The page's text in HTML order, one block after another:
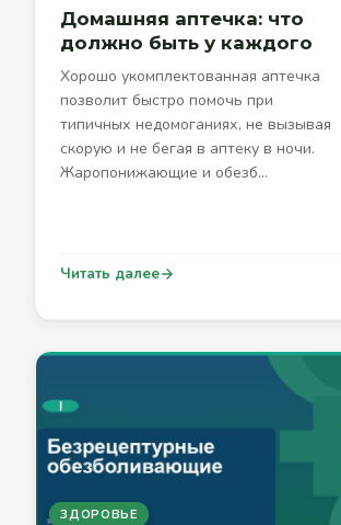
Домашняя аптечка: что
должно быть у каждого
Хорошо укомплектованная аптечка
позволит быстро помочь при
типичных недомоганиях, не вызывая
скорую и не бегая в аптеку в ночи.
Жаропонижающие и обезб…
Читать далее
ЗДОРОВЬЕ